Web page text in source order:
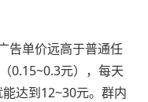
告单价远高于普通任
0.15~0.3元），每天
达到12~30元。群内